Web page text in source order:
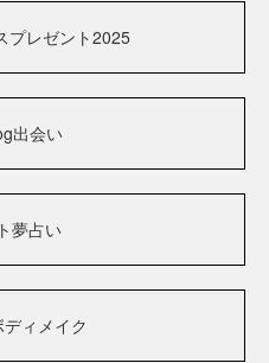
プレゼント2025
出会い
夢占い
ィメイク